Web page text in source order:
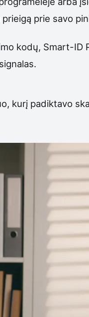
prie savo
kodų, Smart-ID
kurį padiktavo